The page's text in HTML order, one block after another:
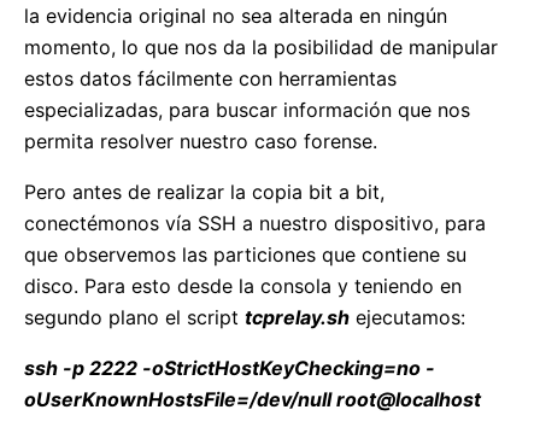
la evidencia original no sea alterada en ningún
momento, lo que nos da la posibilidad de manipular
estos datos fácilmente con herramientas
especializadas, para buscar información que nos
permita resolver nuestro caso forense.
Pero antes de realizar la copia bit a bit,
conectémonos vía SSH a nuestro dispositivo, para
que observemos las particiones que contiene su
disco. Para esto desde la consola y teniendo en
segundo plano el script tcprelay.sh ejecutamos:
ssh -p 2222 -oStrictHostKeyChecking=no -
oUserKnownHostsFile=/dev/null root@localhost